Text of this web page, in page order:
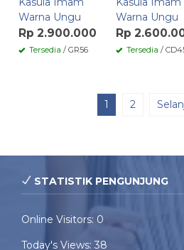
Warna Ungu
Rp 2.900.000
Tersedia / GR56
Warna Ungu
Rp
Tersedia /
1 2
STATISTIK PENGUNJUNG
Online Visitors: 0
Today's Views: 38